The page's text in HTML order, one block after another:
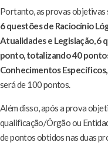
Portanto, as provas objetivas
6 questões de Raciocínio
Atualidades e Legislação, 6
ponto, totalizando 40
Conhecimentos
será de 100 pontos.
Além disso, após a prova
qualificação/Órgão ou
de pontos obtidos nas duas